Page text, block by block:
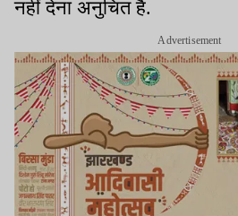
नहीं देना अनुचित है.
Advertisement